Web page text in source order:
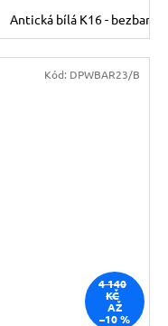
Antická bílá K16 - bezbarvý
4 140
KČ
AŽ
–10 %
Kód: DPWBAR23/B